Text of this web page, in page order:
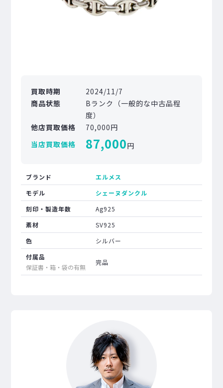
買取時期
2024/11/7
商品状態
Bランク（一般的な中古品程
度）
他店買取価格
70,000円
当店買取価格
87,000円
ブランド
エルメス
モデル
シェーヌダンクル
刻印・製造年数
Ag925
素材
SV925
色
シルバー
付属品
保証書・箱・袋の有無
完品